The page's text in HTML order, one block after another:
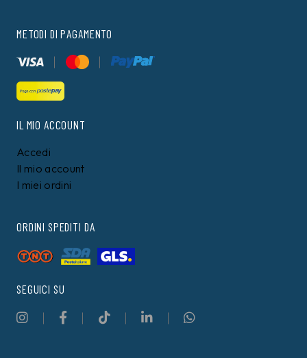
METODI DI PAGAMENTO
IL MIO ACCOUNT
Accedi
Il mio account
I miei ordini
ORDINI SPEDITI DA
SEGUICI SU